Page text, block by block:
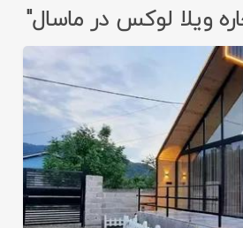
ویلا لوکس در ماسال"